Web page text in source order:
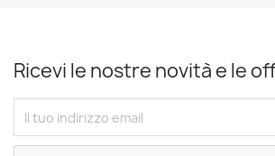
Ricevi le nostre novità e le